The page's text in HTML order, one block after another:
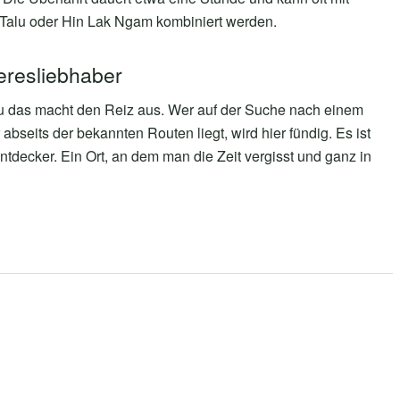
oder Hin Lak Ngam kombiniert werden.
macht den Reiz aus. Wer auf der Suche nach einem
der bekannten Routen liegt, wird hier fündig. Es ist
Ein Ort, an dem man die Zeit vergisst und ganz in